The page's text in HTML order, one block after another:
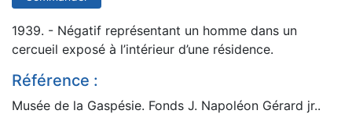
1939. - Négatif représentant un homme dans un
cercueil exposé à l’intérieur d’une résidence.
Référence :
Musée de la Gaspésie. Fonds J. Napoléon Gérard jr..